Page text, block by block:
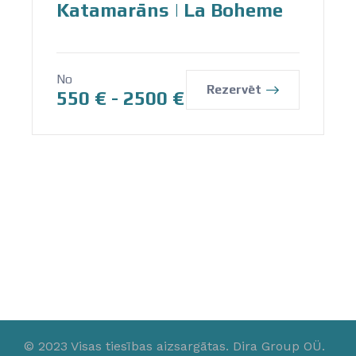
Katamarāns | La Boheme
No
550 € - 2500 € Rezervēt
© 2023 Visas tiesības aizsargātas. Dira Group OÜ.